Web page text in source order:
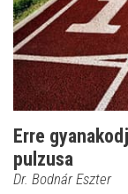
Erre
pulzusa
Dr. Bodnár Eszter